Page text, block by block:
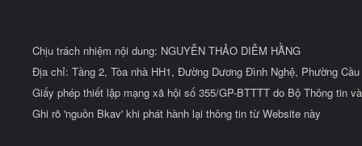
Chịu trách nhiệm nội dung: NGUYỄN THẢO DIỄM HẰNG
Địa chỉ: Tầng 2, Tòa nhà HH1, Đường Dương Đình Nghệ, Phường
Giấy phép thiết lập mạng xã hội số 355/GP-BTTTT do Bộ Thông tin
Ghi rõ 'nguồn Bkav' khi phát hành lại thông tin từ Website này